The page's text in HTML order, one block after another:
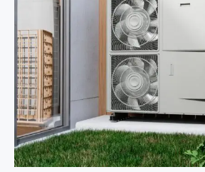
un
claustra
bois
?